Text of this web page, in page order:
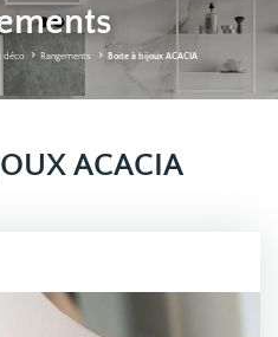
déco Rangements Boite à bijoux ACACIA
ACACIA